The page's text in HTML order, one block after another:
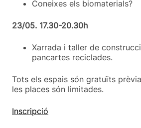
Coneixes els biomaterials?
23/05. 17.30-20.30h
Xarrada i taller de
pancartes reciclades.
Tots els espais són gratuïts
les places són limitades.
Inscripció